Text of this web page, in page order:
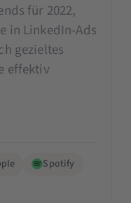
für 2022,
in LinkedIn-Ads
gezieltes
effektiv
Spotify